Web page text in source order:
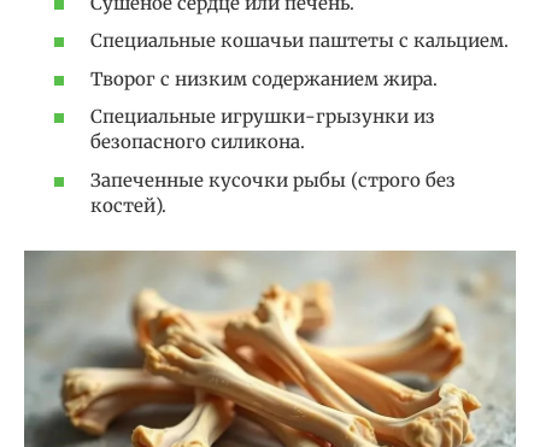
Специальные кошачьи паштеты с кальцием.
Творог с низким содержанием жира.
Специальные игрушки-грызунки из
безопасного силикона.
Запеченные кусочки рыбы (строго без
костей).